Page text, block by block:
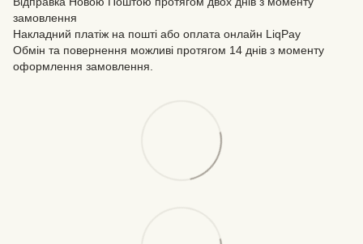
замовлення
Накладний платіж на пошті або оплата онлайн LiqPay
Обмін та повернення можливі протягом 14 днів з моменту
оформлення замовлення.